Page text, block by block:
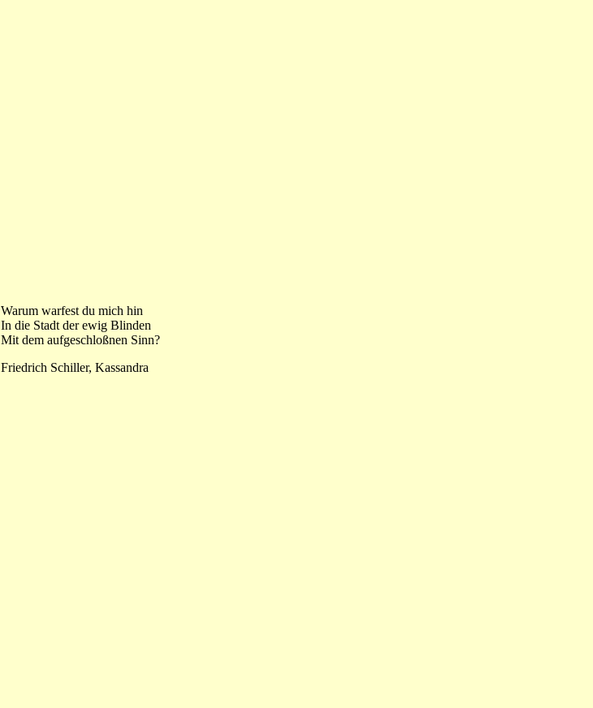
Warum warfest du mich hin
In die Stadt der ewig Blinden
Mit dem aufgeschloßnen Sinn?
Friedrich Schiller, Kassandra